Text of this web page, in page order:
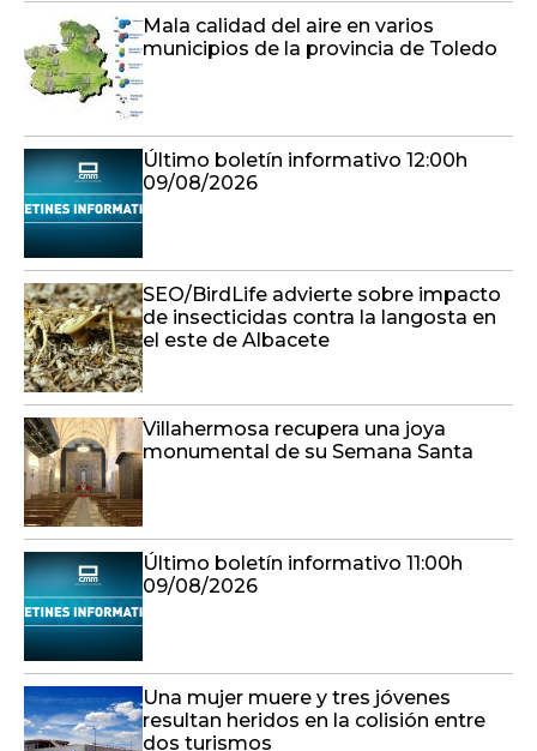
Mala calidad del aire en varios
municipios de la provincia de Toledo
Último boletín informativo 12:00h
09/08/2026
SEO/BirdLife advierte sobre impacto
de insecticidas contra la langosta en
el este de Albacete
Villahermosa recupera una joya
monumental de su Semana Santa
Último boletín informativo 11:00h
09/08/2026
Una mujer muere y tres jóvenes
resultan heridos en la colisión entre
dos turismos